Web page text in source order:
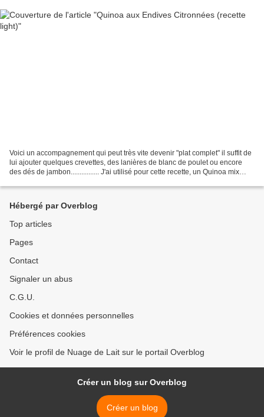
Voici un accompagnement qui peut très vite devenir "plat complet" il suffit de
lui ajouter quelques crevettes, des lanières de blanc de poulet ou encore
des dés de jambon................ J'ai utilisé pour cette recette, un Quinoa mix
Hébergé par Overblog
Top articles
Pages
Contact
Signaler un abus
C.G.U.
Cookies et données personnelles
Préférences cookies
Voir le profil de Nuage de Lait sur le portail Overblog
Créer un blog sur Overblog
Créer un blog